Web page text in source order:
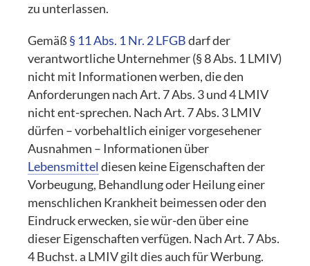
zu unterlassen.
Gemäß§ 11 Abs. 1 Nr. 2 LFGBdarf der
verantwortliche Unternehmer (§ 8 Abs. 1 LMIV)
nicht mit Informationen werben, die den
Anforderungen nach Art. 7 Abs. 3 und 4 LMIV
nicht ent-sprechen. Nach Art. 7 Abs. 3 LMIV
dürfen – vorbehaltlich einiger vorgesehener
Ausnahmen – Informationen über
Lebensmittel diesen keine Eigenschaften der
Vorbeugung, Behandlung oder Heilung einer
menschlichen Krankheit beimessen oder den
Eindruck erwecken, sie wür-den über eine
dieser Eigenschaften verfügen. Nach Art. 7 Abs.
4 Buchst. a LMIV gilt dies auch für Werbung.